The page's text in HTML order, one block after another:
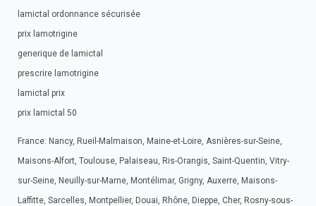
lamictal ordonnance sécurisée
prix lamotrigine
generique de lamictal
prescrire lamotrigine
lamictal prix
prix lamictal 50
France: Nancy, Rueil-Malmaison, Maine-et-Loire, Asnières-sur-Seine,
Maisons-Alfort, Toulouse, Palaiseau, Ris-Orangis, Saint-Quentin, Vitry-
sur-Seine, Neuilly-sur-Marne, Montélimar, Grigny, Auxerre, Maisons-
Laffitte, Sarcelles, Montpellier, Douai, Rhône, Dieppe, Cher, Rosny-sous-